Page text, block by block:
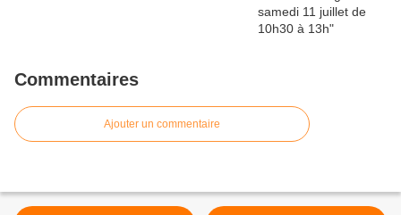
Commentaires
Ajouter un commentaire